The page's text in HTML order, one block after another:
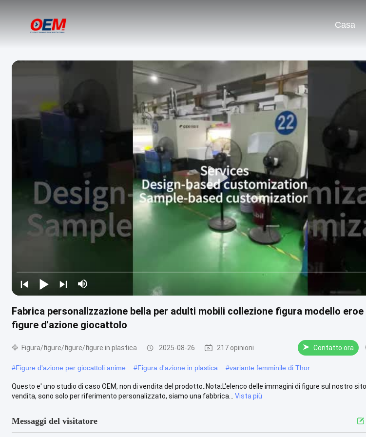
Casa
Fabrica personalizzazione bella per adulti mobili collezione figura modello eroe
figure d'azione giocattolo
Figura/figure/figure/figure in plastica 2025-08-26 217 opinioni Contatto ora
#Figure d'azione per giocattoli anime #Figura d'azione in plastica #variante femminile di Thor
Questo e' uno studio di caso OEM, non di vendita del prodotto..Nota:L'elenco delle immagini di figure sul nostro
vendita, sono solo per riferimento personalizzato, siamo una fabbrica...
Vista più
Messaggi del visitatore